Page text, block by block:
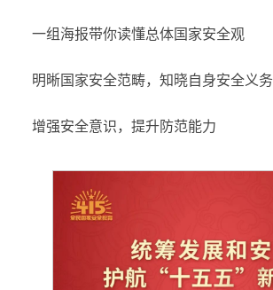
一组海报带你读懂总体国家安全观
明晰国家安全范畴，知晓自身安全义务
增强安全意识，提升防范能力